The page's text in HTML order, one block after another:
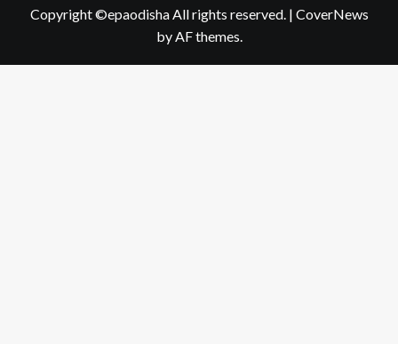
Copyright ©epaodisha All rights reserved. | CoverNews
by AF themes.